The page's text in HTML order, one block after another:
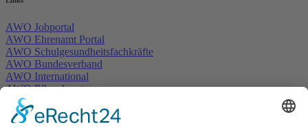
AWO Jobportal
AWO Ehrenamt Portal
AWO Schulgesundheitsfachkräfte
AWO Bundesverband
AWO International
AWO Pflegeberatung
AWO Junge Plattform
AWO Kulturhaus Babelsberg
Arbeit mit Behinderung